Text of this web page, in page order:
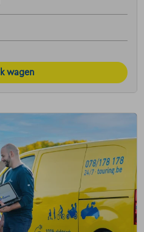
wagen